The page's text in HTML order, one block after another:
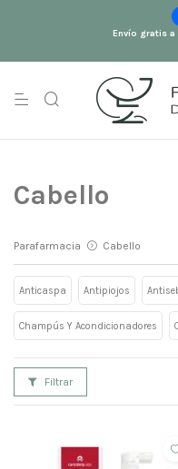
Envío gratis
Cabello
Parafarmacia Cabello
Anticaspa Antipiojos
Champús Y Acondicionadores
Filtrar